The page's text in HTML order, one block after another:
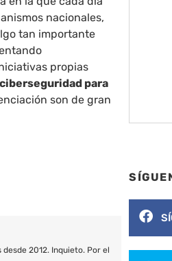
nacionales,
tan importante
propias
para
son de gran
2012. Inquieto. Por el